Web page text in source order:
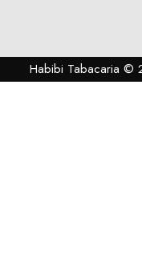
Habibi Tabacaria ©